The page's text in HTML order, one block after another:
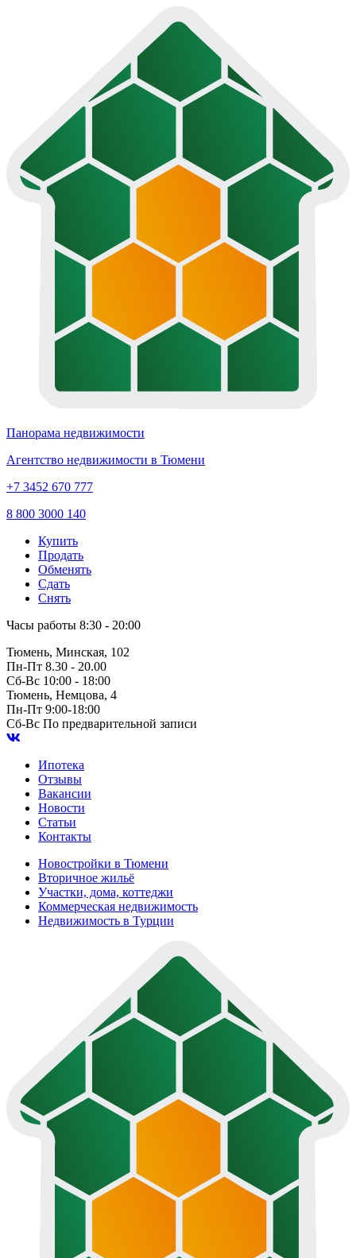
Панорама недвижимости
Агентство недвижимости в Тюмени
+7 3452 670 777
8 800 3000 140
Купить
Продать
Обменять
Сдать
Снять
Часы работы 8:30 - 20:00
Тюмень, Минская, 102
Пн-Пт 8.30 - 20.00
Сб-Вс 10:00 - 18:00
Тюмень, Немцова, 4
Пн-Пт 9:00-18:00
Сб-Вс По предварительной записи
Ипотека
Отзывы
Вакансии
Новости
Статьи
Контакты
Новостройки в Тюмени
Вторичное жильё
Участки, дома, коттеджи
Коммерческая недвижимость
Недвижимость в Турции